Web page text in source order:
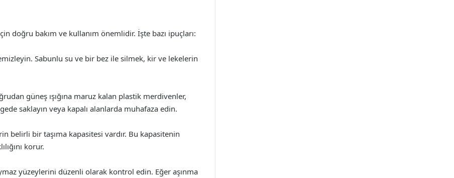
doğru bakım ve kullanım önemlidir. İşte bazı ipuçları:
Sabunlu su ve bir bez ile silmek, kir ve lekelerin
güneş ışığına maruz kalan plastik merdivenler,
saklayın veya kapalı alanlarda muhafaza edin.
belirli bir taşıma kapasitesi vardır. Bu kapasitenin
korur.
yüzeylerini düzenli olarak kontrol edin. Eğer aşınma